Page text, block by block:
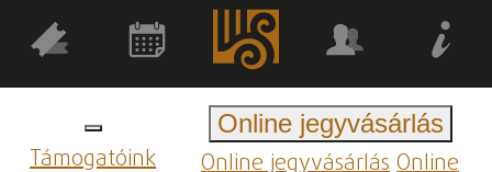
Támogatóink
Online jegyvásárlás
Online jegyvásárlásOnline